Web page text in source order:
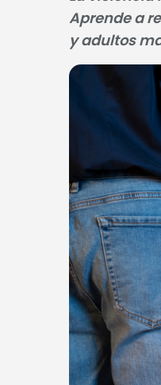
Aprende a
y adultos